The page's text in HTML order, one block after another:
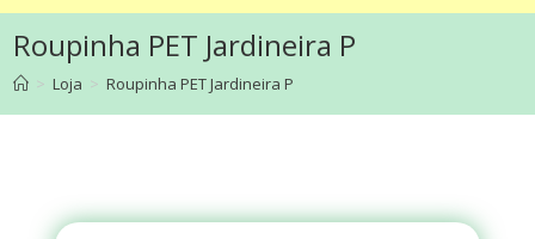
Roupinha PET Jardineira P
> Loja > Roupinha PET Jardineira P